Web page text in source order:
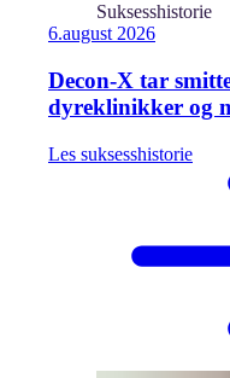
Suksesshistorie
6.august 2026
Decon-X tar
dyreklinikker og
Les suksesshistorie